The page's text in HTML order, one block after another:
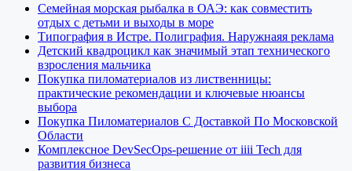
Семейная морская рыбалка в ОАЭ: как совместить
отдых с детьми и выходы в море
Типография в Истре. Полиграфия. Наружнаяя реклама
Детский квадроцикл как значимый этап технического
взросления мальчика
Покупка пиломатериалов из лиственницы:
практические рекомендации и ключевые нюансы
выбора
Покупка Пиломатериалов С Доставкой По Московской
Области
Комплексное DevSecOps-решение от iiii Tech для
развития бизнеса